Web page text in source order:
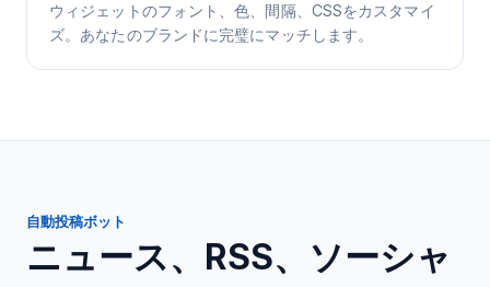
ウィジェットのフォント、色、間隔、CSSをカスタマイ
ズ。あなたのブランドに完璧にマッチします。
自動投稿ボット
ニュース、RSS、ソーシャ